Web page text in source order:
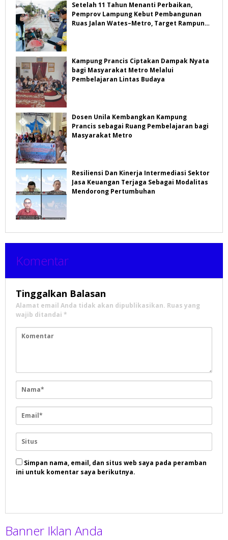
Setelah 11 Tahun Menanti Perbaikan,
Pemprov Lampung Kebut Pembangunan
Ruas Jalan Wates–Metro, Target Rampung
Kampung Prancis Ciptakan Dampak Nyata
bagi Masyarakat Metro Melalui
Pembelajaran Lintas Budaya
Dosen Unila Kembangkan Kampung
Prancis sebagai Ruang Pembelajaran bagi
Masyarakat Metro
Resiliensi Dan Kinerja Intermediasi Sektor
Jasa Keuangan Terjaga Sebagai Modalitas
Mendorong Pertumbuhan
Komentar
Tinggalkan Balasan
Alamat email Anda tidak akan dipublikasikan. Ruas yang
wajib ditandai *
Simpan nama, email, dan situs web saya pada peramban
ini untuk komentar saya berikutnya.
Banner Iklan Anda